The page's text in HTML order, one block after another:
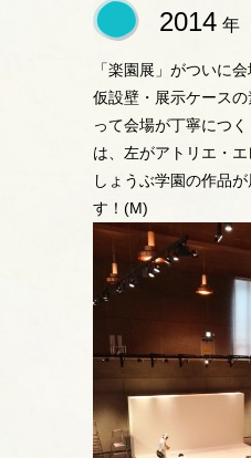
2014 年
「楽園展」がついに
仮設壁・展示ケース
って会場が丁寧につ
は、左がアトリエ・
しょうぶ学園の作品
す！(M)